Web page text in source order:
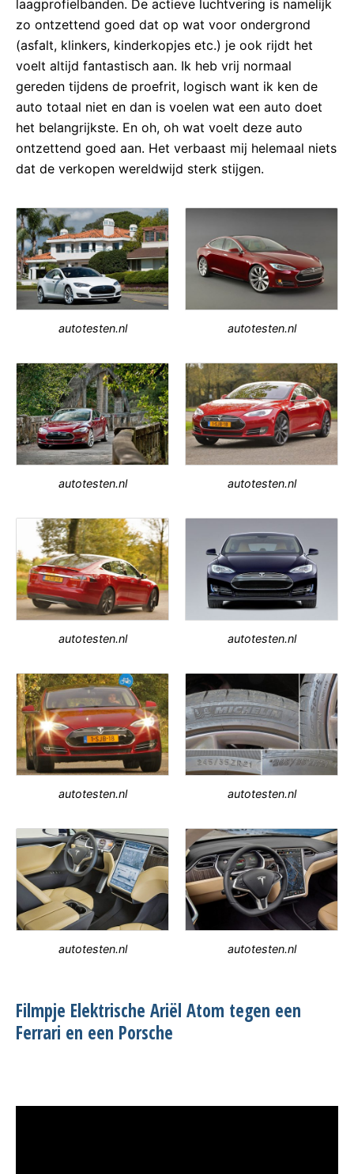
laagprofielbanden. De actieve luchtvering is namelijk
zo ontzettend goed dat op wat voor ondergrond
(asfalt, klinkers, kinderkopjes etc.) je ook rijdt het
voelt altijd fantastisch aan. Ik heb vrij normaal
gereden tijdens de proefrit, logisch want ik ken de
auto totaal niet en dan is voelen wat een auto doet
het belangrijkste. En oh, oh wat voelt deze auto
ontzettend goed aan. Het verbaast mij helemaal niets
dat de verkopen wereldwijd sterk stijgen.
autotesten.nl autotesten.nl
autotesten.nl autotesten.nl
autotesten.nl autotesten.nl
autotesten.nl autotesten.nl
autotesten.nl autotesten.nl
Filmpje Elektrische Ariël Atom tegen een
Ferrari en een Porsche